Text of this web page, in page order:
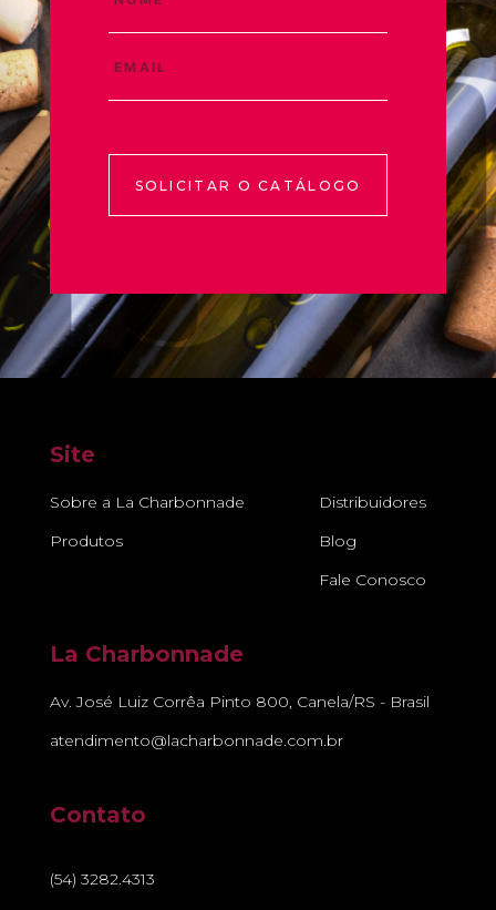
SOLICITAR O CATÁLOGO
Site
Sobre a La Charbonnade
Produtos
Distribuidores
Blog
Fale Conosco
La Charbonnade
Av. José Luiz Corrêa Pinto 800, Canela/RS - Brasil
atendimento@lacharbonnade.com.br
Contato
(54) 3282.4313